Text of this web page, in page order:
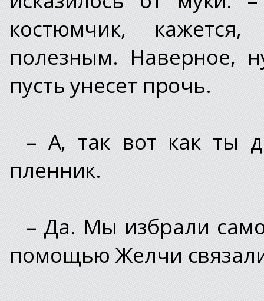
костюмчик,
полезным. Наверное,
пусть унесет прочь.
– А, так вот как ты
пленник.
– Да. Мы избрали
помощью Желчи связали